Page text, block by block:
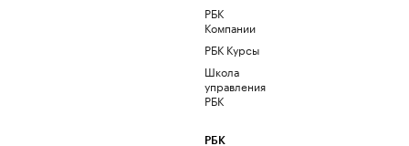
РБК
Компании
РБК Курсы
Школа
управления
РБК
РБК